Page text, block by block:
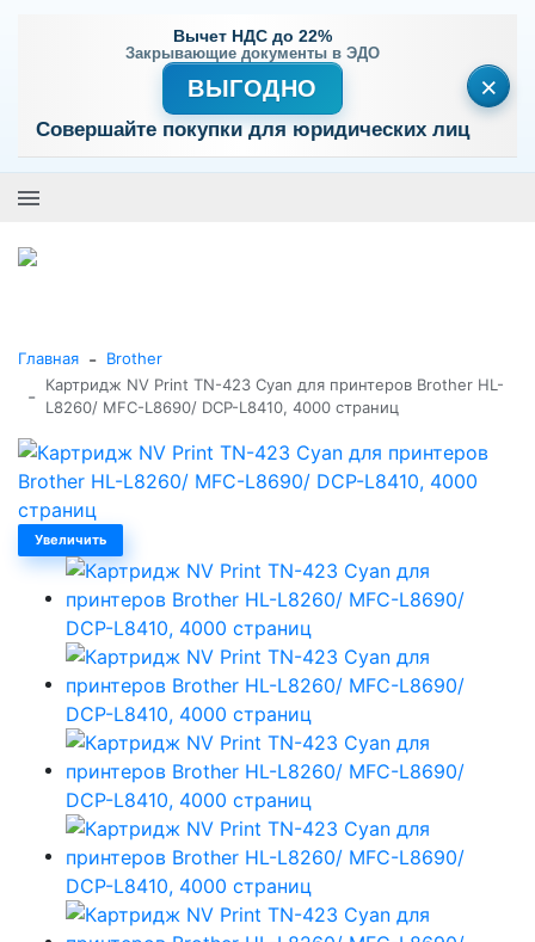
Вычет НДС до 22%
Закрывающие документы в ЭДО
ВЫГОДНО
Совершайте покупки для юридических лиц
×
Главная - Brother
-
Картридж NV Print TN-423 Cyan для принтеров Brother HL-
L8260/ MFC-L8690/ DCP-L8410, 4000 страниц
Увеличить